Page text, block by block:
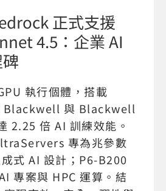
正式支援
4.5：企業 AI
執行個體，搭載
Blackwell 與 Blackwell
2.25 倍 AI 訓練效能。
專為兆參數
式 AI 設計；P6-B200
專案與 HPC 運算。結